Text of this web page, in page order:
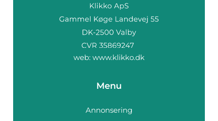
web: www.klikko.dk
Menu
Annonsering